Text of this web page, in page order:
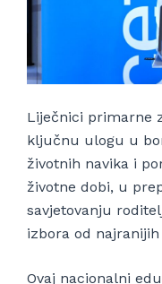
Liječnici primarne
ključnu ulogu u
životnih navika i
životne dobi, u
savjetovanju
izbora od
Ovaj nacionalni